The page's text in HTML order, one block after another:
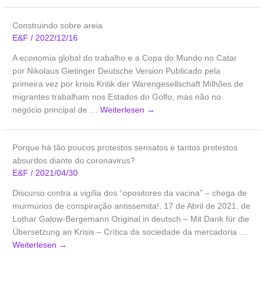
Construindo sobre areia
E&F/2022/12/16
A economia global do trabalho e a Copa do Mundo no Catar
por Nikolaus Gietinger Deutsche Version Publicado pela
primeira vez por krisis Kritik der Warengesellschaft Milhões de
migrantes trabalham nos Estados do Golfo, mas não no
negócio principal de …Weiterlesen →
Porque há tão poucos protestos sensatos e tantos protestos
absurdos diante do coronavirus?
E&F/2021/04/30
Discurso contra a vigília dos “opositores da vacina” – chega de
murmúrios de conspiração antissemita!, 17 de Abril de 2021. de
Lothar Galow-Bergemann Original in deutsch – Mit Dank für die
Übersetzung an Krisis – Crítica da sociedade da mercadoria …
Weiterlesen →